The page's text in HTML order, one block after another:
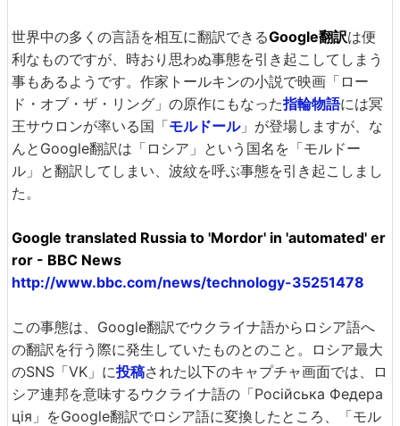
世界中の多くの言語を相互に翻訳できるGoogle翻訳は便
利なものですが、時おり思わぬ事態を引き起こしてしまう
事もあるようです。作家トールキンの小説で映画「ロー
ド・オブ・ザ・リング」の原作にもなった指輪物語には冥
王サウロンが率いる国「モルドール」が登場しますが、な
んとGoogle翻訳は「ロシア」という国名を「モルドー
ル」と翻訳してしまい、波紋を呼ぶ事態を引き起こしまし
た。
Google translated Russia to 'Mordor' in 'automated' er
ror - BBC News
http://www.bbc.com/news/technology-35251478
この事態は、Google翻訳でウクライナ語からロシア語へ
の翻訳を行う際に発生していたものとのこと。ロシア最大
のSNS「VK」に投稿された以下のキャプチャ画面では、ロ
シア連邦を意味するウクライナ語の「Російська Федера
ція」をGoogle翻訳でロシア語に変換したところ、「モル